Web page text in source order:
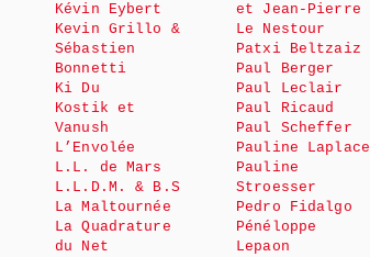
Kévin Eybert
Kevin Grillo &
Sébastien
Bonnetti
Ki Du
Kostik et
Vanush
L’Envolée
L.L. de Mars
L.L.D.M. & B.S
La Maltournée
La Quadrature
du Net
et Jean-Pierre
Le Nestour
Patxi Beltzaiz
Paul Berger
Paul Leclair
Paul Ricaud
Paul Scheffer
Pauline Laplace
Pauline
Stroesser
Pedro Fidalgo
Pénéloppe
Lepaon